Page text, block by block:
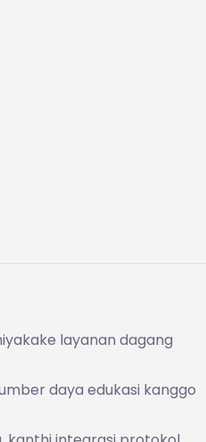
layanan dagang
daya edukasi kanggo